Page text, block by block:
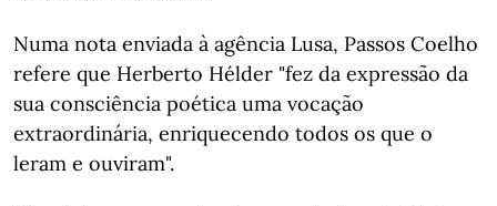
Numa nota enviada à agência Lusa, Passos Coelho
refere que Herberto Hélder "fez da expressão da
sua consciência poética uma vocação
extraordinária, enriquecendo todos os que o
leram e ouviram".